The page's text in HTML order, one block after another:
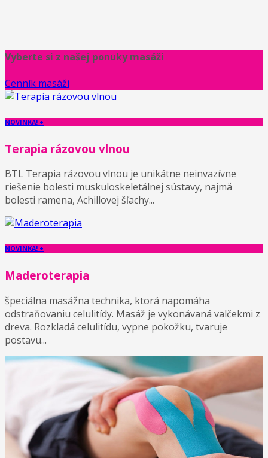
Vyberte si z našej ponuky masáži
Cenník masáži
NOVINKA! +
Terapia rázovou vlnou
BTL Terapia rázovou vlnou je unikátne neinvazívne
riešenie bolesti muskuloskeletálnej sústavy, najmä
bolesti ramena, Achillovej šľachy...
NOVINKA! +
Maderoterapia
špeciálna masážna technika, ktorá napomáha
odstraňovaniu celulitídy. Masáž je vykonávaná valčekmi z
dreva. Rozkladá celulitídu, vypne pokožku, tvaruje
postavu...